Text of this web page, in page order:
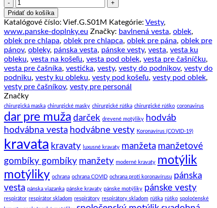
Luxusná
pánska
vesta
ku
obleku
v
tvídovom
/
menčestrovom
prevedení
Pridať do košíka
Katalógové číslo: Vief.G.S01M Kategórie: Vesty,
www.panske-doplnky.eu Značky: bavlnená vesta, oblek,
oblek pre chlapa, oblek pre chlapca, oblek pre pána, oblek pre
pánov, obleky, pánska vesta, pánske vesty, vesta, vesta ku
obleku, vesta na košeľu, vesta pod oblek, vesta pre čašníčku,
vesta pre čašníka, vestićka, vesty, vesty do podnikov, vesty do
podniku, vesty ku obleku, vesty pod košeľu, vesty pod oblek,
vesty pre čašníkov, vesty pre personál
Značky
chirurgická maska chirurgické masky chirurgické rúška chirurgické rúško coronavirus
dar pre muža darček drevené motýliky
hodváb
hodvábna vesta hodvábne vesty Koronavírus (COVID-19)
kravata kravaty luxusné kravaty manžeta manžetové
gombíky gombíky manžety moderné kravaty motýlik
motýliky ochrana ochrana COVID ochrana proti koronavírusu pánska
vesta pánska viazanka pánske kravaty pánske motýliky pánske vesty
respirátor respirátor skladom respirátory respirátory skladom rúška rúško spoloćenské